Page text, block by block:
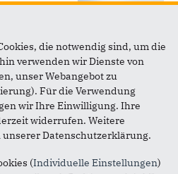
und wir dank Ihrer Stimmen die
die notwendig sind, um die
verwenden wir Dienste von
unser Webangebot zu
Für die Verwendung
wir Ihre Einwilligung. Ihre
widerrufen. Weitere
Datenschutzerklärung.
(Individuelle Einstellungen)